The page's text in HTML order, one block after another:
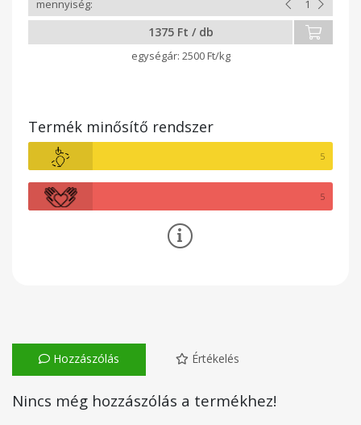
1375 Ft / db
2500 Ft/kg
Termék minősítő rendszer
5
5
Hozzászólás Értékelés
Nincs még hozzászólás a termékhez!